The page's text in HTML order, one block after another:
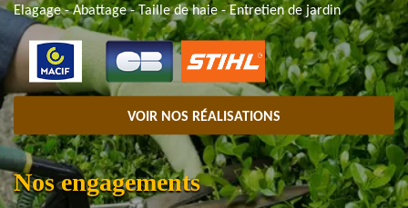
Elagage - Abattage - Taille de haie - Entretien de jardin
VOIR NOS RÉALISATIONS
Nos engagements